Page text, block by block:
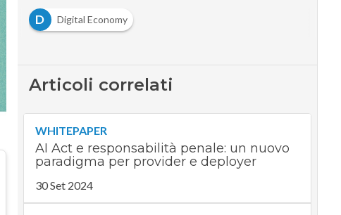
D
Digital Economy
Articoli correlati
WHITEPAPER
AI Act e responsabilità penale: un nuovo
paradigma per provider e deployer
30 Set 2024